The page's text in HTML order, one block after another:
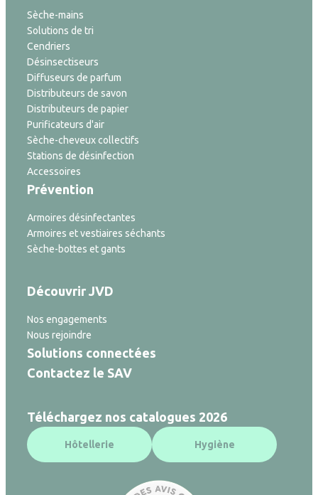
Sèche-mains
Solutions de tri
Cendriers
Désinsectiseurs
Diffuseurs de parfum
Distributeurs de savon
Distributeurs de papier
Purificateurs d'air
Sèche-cheveux collectifs
Stations de désinfection
Accessoires
Prévention
Armoires désinfectantes
Armoires et vestiaires séchants
Sèche-bottes et gants
Découvrir JVD
Nos engagements
Nous rejoindre
Solutions connectées
Contactez le SAV
Téléchargez nos catalogues 2026
Hôtellerie Hygiène